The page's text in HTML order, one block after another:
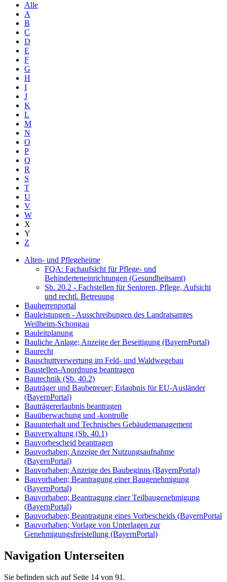
Alle
A
B
C
D
E
F
G
H
I
J
K
L
M
N
O
P
Q
R
S
T
U
V
W
X
Y
Z
Alten- und Pflegeheime
FQA: Fachaufsicht für Pflege- und
Behinderteneinrichtungen (Gesundheitsamt)
Sb. 20.2 - Fachstellen für Senioren, Pflege, Aufsicht
und rechtl. Betreuung
Bauherrenportal
Bauleistungen - Ausschreibungen des Landratsamtes
Weilheim-Schongau
Bauleitplanung
Bauliche Anlage; Anzeige der Beseitigung (BayernPortal)
Baurecht
Bauschuttverwertung im Feld- und Waldwegebau
Baustellen-Anordnung beantragen
Bautechnik (Sb. 40.2)
Bauträger und Baubetreuer; Erlaubnis für EU-Ausländer
(BayernPortal)
Bauträgererlaubnis beantragen
Bauüberwachung und -kontrolle
Bauunterhalt und Technisches Gebäudemanagement
Bauverwaltung (Sb. 40.1)
Bauvorbescheid beantragen
Bauvorhaben; Anzeige der Nutzungsaufnahme
(BayernPortal)
Bauvorhaben; Anzeige des Baubeginns (BayernPortal)
Bauvorhaben; Beantragung einer Baugenehmigung
(BayernPortal)
Bauvorhaben; Beantragung einer Teilbaugenehmigung
(BayernPortal)
Bauvorhaben; Beantragung eines Vorbescheids (BayernPortal
Bauvorhaben; Vorlage von Unterlagen zur
Genehmigungsfreistellung (BayernPortal)
Navigation Unterseiten
Sie befinden sich auf Seite 14 von 91.